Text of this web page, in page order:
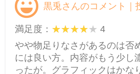
黒兎さんのコメント｜
満足度：
4
やや物足りなさがあるのは否
には良い方。内容がもう少し
ったが。グラフィックはかな